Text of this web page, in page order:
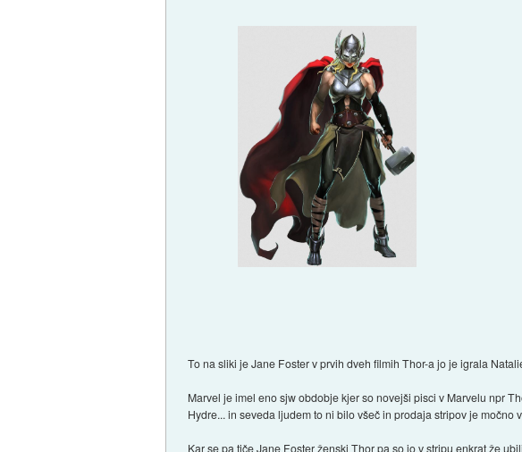
To na sliki je Jane Foster v prvih dveh filmih Thor-a jo je igrala
Marvel je imel eno sjw obdobje kjer so novejši pisci v Marvelu npr
Hydre... in seveda ljudem to ni bilo všeč in prodaja stripov je
Kar se pa tiče Jane Foster ženski Thor pa so jo v stripu enkrat že